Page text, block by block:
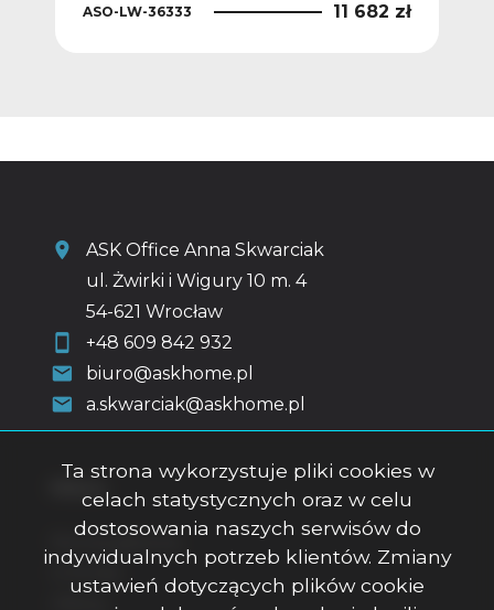
ASO-LW-36333 11 682 zł
ASK Office Anna Skwarciak
ul. Żwirki i Wigury 10 m. 4
54-621 Wrocław
+48 609 842 932
biuro@askhome.pl
a.skwarciak@askhome.pl
Strona główna
O firmie
Ta strona wykorzystuje pliki cookies w
celach statystycznych oraz w celu
dostosowania naszych serwisów do
indywidualnych potrzeb klientów. Zmiany
ustawień dotyczących plików cookie